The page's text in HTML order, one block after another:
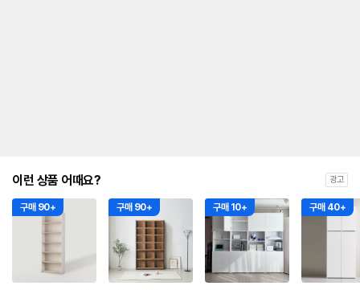
이런 상품 어때요? 광고
구매 90+ 구매 90+ 구매 10+ 구매 40+